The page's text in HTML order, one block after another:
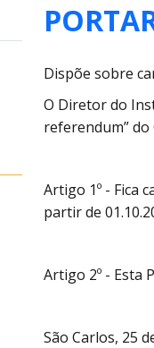
Dispõe sobre
O Diretor do
referendum”
Artigo 1º - Fica
partir de
Artigo 2º - Esta
São Carlos, 25